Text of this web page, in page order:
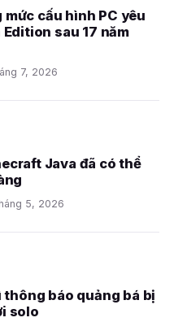
cấu hình PC yêu
sau 17 năm
7, 2026
Java đã có thể
5, 2026
báo quảng bá bị
solo